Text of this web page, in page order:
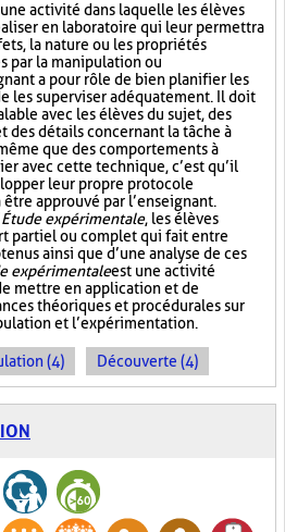
activité dans laquelle les élèves
en laboratoire qui leur permettra
la nature ou les propriétés
par la manipulation ou
a pour rôle de bien planifier les
les superviser adéquatement. Il doit
avec les élèves du sujet, des
des détails concernant la tâche à
que des comportements à
avec cette technique, c’est qu’il
leur propre protocole
approuvé par l’enseignant.
Étude expérimentale, les élèves
partiel ou complet qui fait entre
ainsi que d’une analyse de ces
expérimentaleest une activité
mettre en application et de
théoriques et procédurales sur
et l’expérimentation.
(4) Découverte (4)